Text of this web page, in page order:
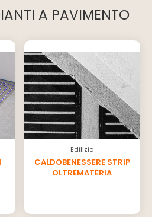
A PAVIMENTO
Edilizia
CALDOBENESSERE STRIP
OLTREMATERIA